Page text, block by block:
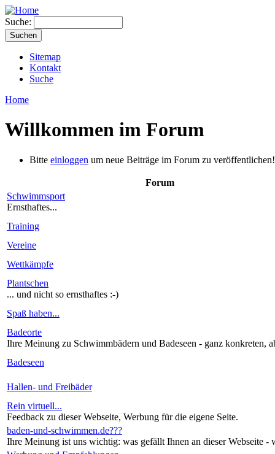
Suche:
Sitemap
Kontakt
Suche
Home
Willkommen im Forum
Bitte einloggen um neue Beiträge im Forum zu veröffentlichen!
Forum
Schwimmsport
Ernsthaftes...
Training
Vereine
Wettkämpfe
Plantschen
... und nicht so ernsthaftes :-)
Spaß haben...
Badeorte
Ihre Meinung zu Schwimmbädern und Badeseen - ganz konkreten,
Badeseen
Hallen- und Freibäder
Rein virtuell...
Feedback zu dieser Webseite, Werbung für die eigene Seite.
baden-und-schwimmen.de???
Ihre Meinung ist uns wichtig: was gefällt Ihnen an dieser Webseite -